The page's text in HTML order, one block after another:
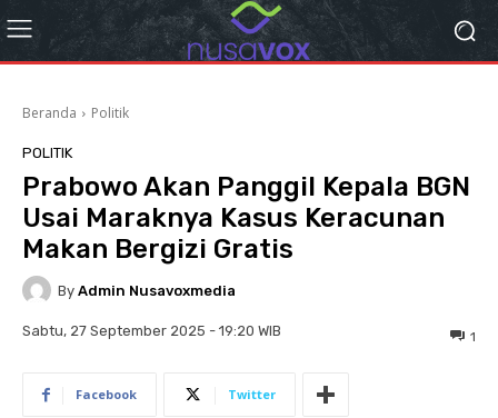
Beranda Politik
POLITIK
Prabowo Akan Panggil Kepala BGN
Usai Maraknya Kasus Keracunan
Makan Bergizi Gratis
By Admin Nusavoxmedia
Sabtu, 27 September 2025 - 19:20 WIB 1
Facebook Twitter